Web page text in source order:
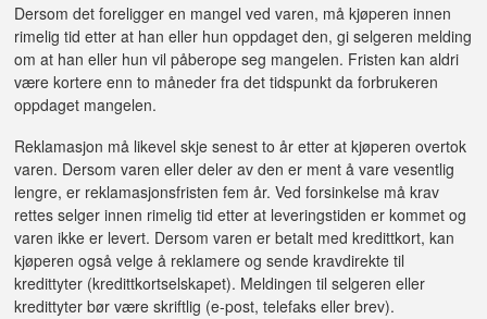
Dersom det foreligger en mangel ved varen, må kjøperen innen
rimelig tid etter at han eller hun oppdaget den, gi selgeren melding
om at han eller hun vil påberope seg mangelen. Fristen kan aldri
være kortere enn to måneder fra det tidspunkt da forbrukeren
oppdaget mangelen.
Reklamasjon må likevel skje senest to år etter at kjøperen overtok
varen. Dersom varen eller deler av den er ment å vare vesentlig
lengre, er reklamasjonsfristen fem år. Ved forsinkelse må krav
rettes selger innen rimelig tid etter at leveringstiden er kommet og
varen ikke er levert. Dersom varen er betalt med kredittkort, kan
kjøperen også velge å reklamere og sende kravdirekte til
kredittyter (kredittkortselskapet). Meldingen til selgeren eller
kredittyter bør være skriftlig (e-post, telefaks eller brev).